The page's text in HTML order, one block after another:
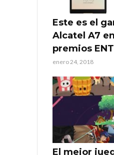
Este es el
Alcatel A7
premios
enero 24, 2018
El mejor